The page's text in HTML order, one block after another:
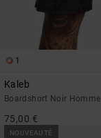
1
Kaleb
Boardshort Noir Homme
75,00 €
NOUVEAUTÉ